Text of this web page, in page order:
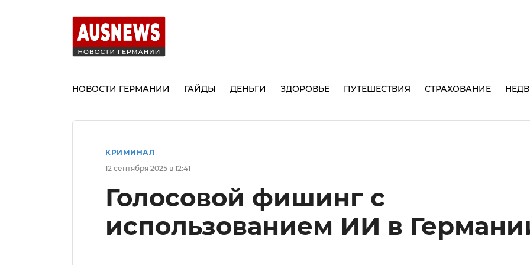
НОВОСТИ ГЕРМАНИИ ГАЙДЫ ДЕНЬГИ ЗДОРОВЬЕ ПУТЕШЕСТВИЯ СТРАХОВАНИЕ
КРИМИНАЛ
12 сентября 2025 в 12:41
Голосовой фишинг с
использованием ИИ в